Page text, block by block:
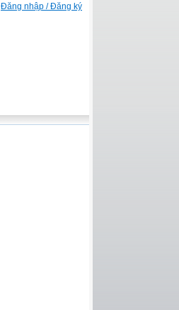
Đăng nhập / Đăng ký